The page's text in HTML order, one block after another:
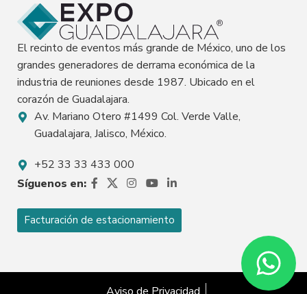
El recinto de eventos más grande de México, uno de los
grandes generadores de derrama económica de la
industria de reuniones desde 1987. Ubicado en el
corazón de Guadalajara.
Av. Mariano Otero #1499 Col. Verde Valle,
Guadalajara, Jalisco, México.
+52 33 33 433 000
Síguenos en:
Facturación de estacionamiento